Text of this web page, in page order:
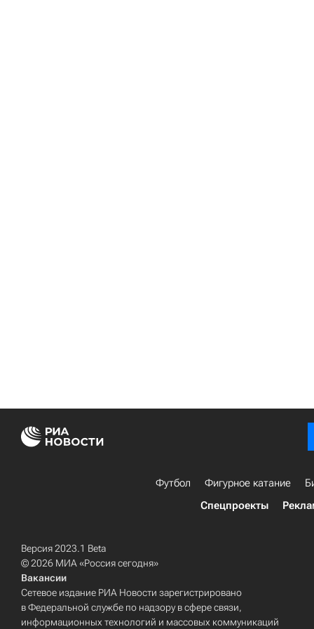
Футбол Фигурное катание
Спецпроекты
Версия 2023.1 Beta
© 2026 МИА «Россия сегодня»
Вакансии
Сетевое издание РИА Новости зарегистрировано
в Федеральной службе по надзору в сфере связи,
информационных технологий и массовых коммуникаций